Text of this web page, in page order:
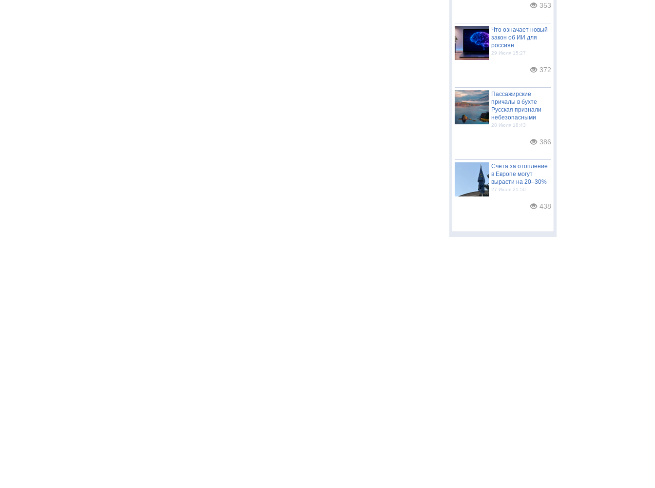
353
Что означает новый
закон об ИИ для
россиян
29 Июля 15:27
372
Пассажирские
причалы в бухте
Русская признали
небезопасными
28 Июля 18:43
386
Счета за отопление
в Европе могут
вырасти на 20–30%
27 Июля 21:50
438